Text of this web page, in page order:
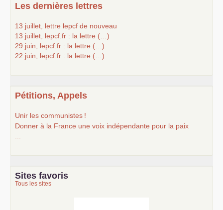
Les dernières lettres
13 juillet, lettre lepcf de nouveau
13 juillet, lepcf.fr : la lettre (…)
29 juin, lepcf.fr : la lettre (…)
22 juin, lepcf.fr : la lettre (…)
Pétitions, Appels
Unir les communistes !
Donner à la France une voix indépendante pour la paix
Sites favoris
Tous les sites